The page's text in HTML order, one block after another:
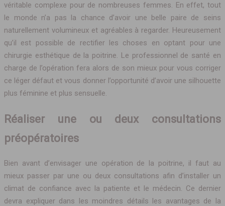
véritable complexe pour de nombreuses femmes. En effet, tout
le monde n’a pas la chance d’avoir une belle paire de seins
naturellement volumineux et agréables à regarder. Heureusement
qu’il est possible de rectifier les choses en optant pour une
chirurgie esthétique de la poitrine. Le professionnel de santé en
charge de l’opération fera alors de son mieux pour vous corriger
ce léger défaut et vous donner l’opportunité d’avoir une silhouette
plus féminine et plus sensuelle.
Réaliser une ou deux consultations
préopératoires
Bien avant d’envisager une opération de la poitrine, il faut au
mieux passer par une ou deux consultations afin d’installer un
climat de confiance avec la patiente et le médecin. Ce dernier
devra expliquer dans les moindres détails les avantages de la